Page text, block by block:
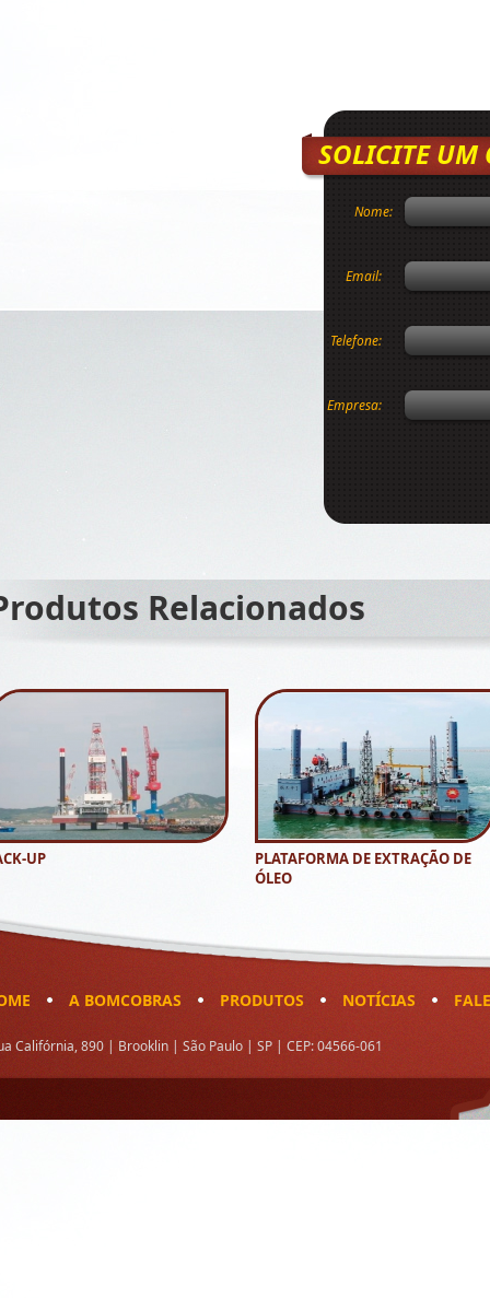
SOLICITE UM
Nome:
Email:
Telefone:
Empresa:
Relacionados
UP
PLATAFORMA DE EXTRAÇÃO DE
ÓLEO
A BOMCOBRAS PRODUTOS NOTÍCIAS
Califórnia, 890 | Brooklin | São Paulo | SP | CEP: 04566-061